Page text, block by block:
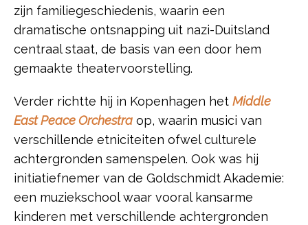
zijn familiegeschiedenis, waarin een
dramatische ontsnapping uit nazi-Duitsland
centraal staat, de basis van een door hem
gemaakte theatervoorstelling.
Verder richtte hij in Kopenhagen het Middle
East Peace Orchestra op, waarin musici van
verschillende etniciteiten ofwel culturele
achtergronden samenspelen. Ook was hij
initiatiefnemer van de Goldschmidt Akademie:
een muziekschool waar vooral kansarme
kinderen met verschillende achtergronden